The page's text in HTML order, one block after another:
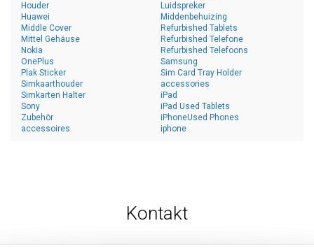
Houder
Huawei
Luidspreker
Middenbehuizing
Middle Cover
Mittel Gehäuse
Nokia
OnePlus
Plak Sticker
Refurbished Tablets
Refurbished Telefone
Refurbished Telefoons
Samsung
Sim Card Tray Holder
Simkaarthouder
Simkarten Halter
Sony
Zubehör
accessoires
accessories
iPad
iPad Used Tablets
iPhoneUsed Phones
iphone
Kontakt